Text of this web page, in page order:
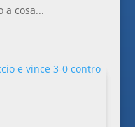
a cosa...